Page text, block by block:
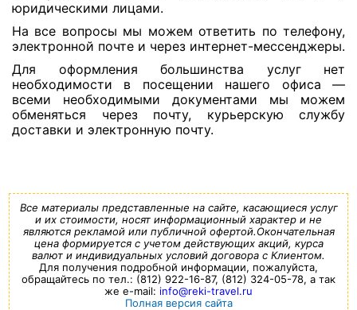
юридическими лицами.
На все вопросы мы можем ответить по телефону,
электронной почте и через интернет-мессенджеры.
Для оформления большинства услуг нет
необходимости в посещении нашего офиса —
всеми необходимыми документами мы можем
обменяться через почту, курьерскую службу
доставки и электронную почту.
Все материалы представленные на сайте, касающиеся услуг
и их стоимости, носят информационный характер и не
являются рекламой или публичной офертой.Окончательная
цена формируется с учетом действующих акций, курса
валют и индивидуальных условий договора с Клиентом.
Для получения подробной информации, пожалуйста,
обращайтесь по тел.: (812) 922-16-87, (812) 324-05-78, а так
же e-mail: info@reki-travel.ru
Полная версия сайта